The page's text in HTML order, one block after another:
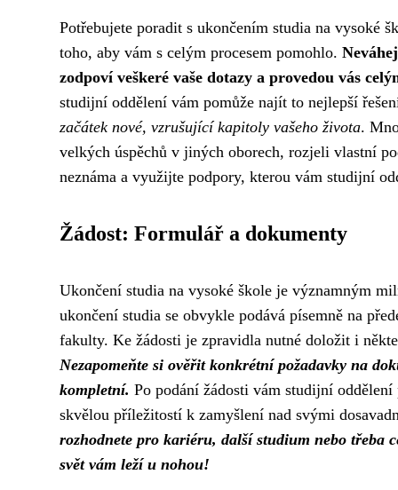
Potřebujete poradit s ukončením studia na vysoké
toho, aby vám s celým procesem pomohlo.
zodpoví veškeré vaše dotazy a provedou vás
studijní oddělení vám pomůže najít to nejlepší
začátek nové, vzrušující kapitoly vašeho života.
velkých úspěchů v jiných oborech, rozjeli vlastní
neznáma a využijte podpory, kterou vám studijní
Žádost: Formulář a dokumenty
Ukončení studia na vysoké škole je významným
ukončení studia se obvykle podává písemně na
fakulty. Ke žádosti je zpravidla nutné doložit i
Nezapomeňte si ověřit konkrétní požadavky na
kompletní. Po podání žádosti vám studijní
skvělou příležitostí k zamyšlení nad svými
rozhodnete pro kariéru, další studium nebo třeba
svět vám leží u nohou!